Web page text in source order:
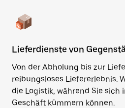
Lieferdienste von
Von der Abholung bis zur
reibungsloses Liefererlebnis.
die Logistik, während Sie sich
Geschäft kümmern können.